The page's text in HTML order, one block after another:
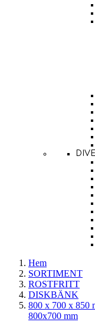
Hem
SORTIMENT
ROSTFRITT
DISKBÄNK
800 x 700 x 850
800x700 mm